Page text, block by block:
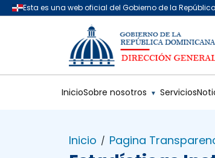
Saltar al contenido principal
InicioSobre nosotros ▼ Servicios
Inicio / Pagina